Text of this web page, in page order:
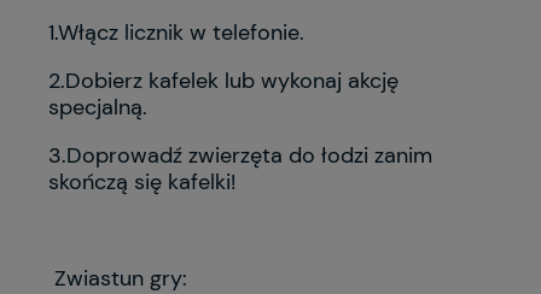
1.Włącz licznik w telefonie.
2.Dobierz kafelek lub wykonaj akcję
specjalną.
3.Doprowadź zwierzęta do łodzi zanim
skończą się kafelki!
Zwiastun gry: